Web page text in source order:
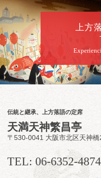
桂慶治朗 月
桂慶治朗「
／桂弥壱「
前売2,000
お問合せ：慶
2020
★菟道
購入はこ
8月11
昼席：番組
桂九寿玉／
上方
伝統と継承、上方落語の定席
天満天神繁昌亭
〒530-0041 大阪市北区天神
TEL: 06-6352-4874